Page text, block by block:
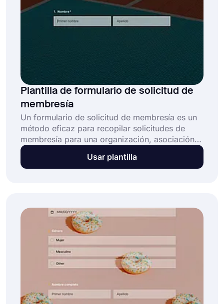
Plantilla de formulario de solicitud de
membresía
Un formulario de solicitud de membresía es un
método eficaz para recopilar solicitudes de
membresía para una organización, asociación o
club. Este formulario de solicitud de membresía
gratuito y totalmente personalizable ayuda a las
Usar plantilla